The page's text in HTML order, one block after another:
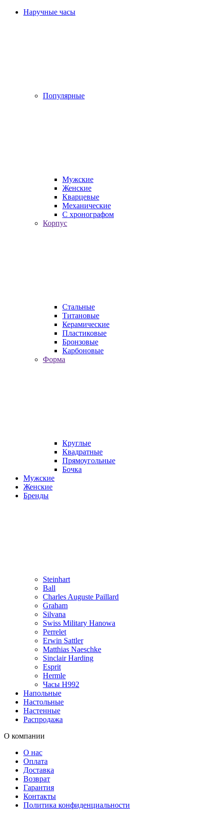
Наручные часы
Популярные
Мужские
Женские
Кварцевые
Механические
С хронографом
Корпус
Стальные
Титановые
Керамические
Пластиковые
Бронзовые
Карбоновые
Форма
Круглые
Квадратные
Прямоугольные
Бочка
Мужские
Женские
Бренды
Steinhart
Ball
Charles Auguste Paillard
Graham
Silvana
Swiss Military Hanowa
Perrelet
Erwin Sattler
Matthias Naeschke
Sinclair Harding
Esprit
Hermle
Часы H992
Напольные
Настольные
Настенные
Распродажа
О компании
О нас
Оплата
Доставка
Возврат
Гарантия
Контакты
Политика конфиденциальности